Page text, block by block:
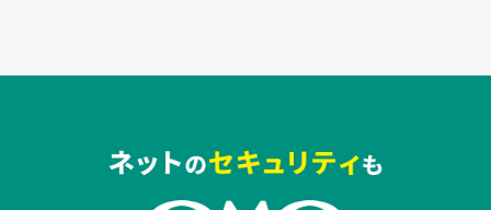
セキュリティキャンペーンでのバナー